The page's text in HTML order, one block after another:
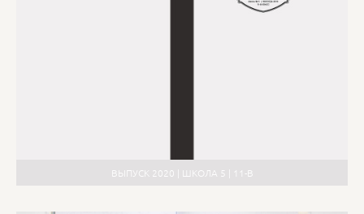
ВЫПУСК 2020 | ШКОЛА 5 | 11-В